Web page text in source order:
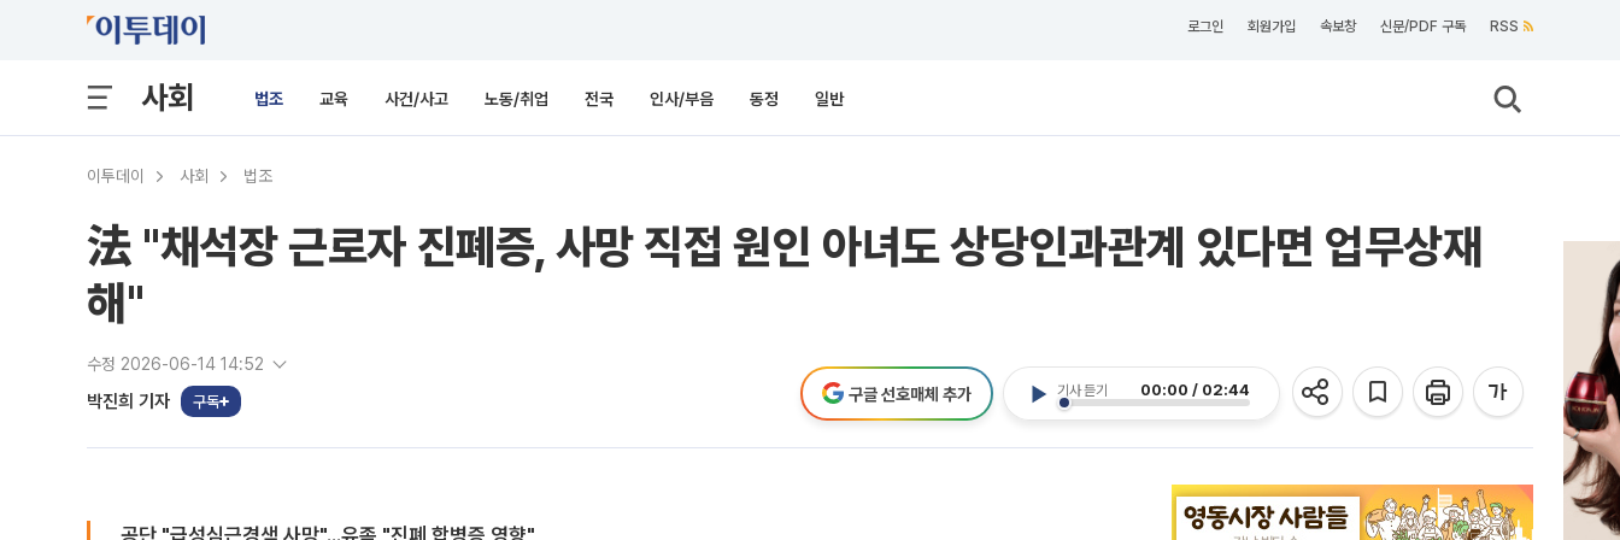
로그인 회원가입 속보창 신문/PDF 구독 RSS
사회 법조 교육 사건/사고 노동/취업 전국 인사/부음 동정 일반
이투데이 사회 법조
法 "채석장 근로자 진폐증, 사망 직접 원인 아녀도 상당인과관계 있다면 업무상재
해"
수정 2026-06-14 14:52
박진희 기자 구독
기사 듣기 00:00 / 02:44
구글 선호매체 추가
공단 "급성심근경색 사망"...유족 "진폐 합병증 영향"